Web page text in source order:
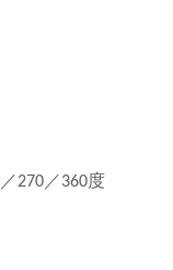
／270 ／360度